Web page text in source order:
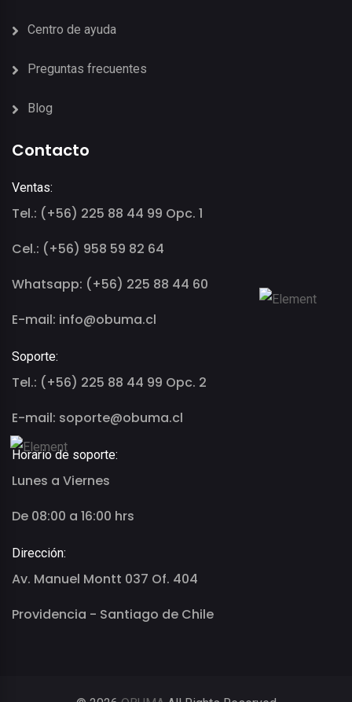
Centro de ayuda
Preguntas frecuentes
Blog
Contacto
Ventas:
Tel.: (+56) 225 88 44 99 Opc. 1
Cel.: (+56) 958 59 82 64
Whatsapp: (+56) 225 88 44 60
E-mail: info@obuma.cl
Soporte:
Tel.: (+56) 225 88 44 99 Opc. 2
E-mail: soporte@obuma.cl
Horario de soporte:
Lunes a Viernes
De 08:00 a 16:00 hrs
Dirección:
Av. Manuel Montt 037 Of. 404
Providencia - Santiago de Chile